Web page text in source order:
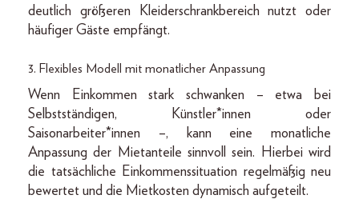
deutlich größeren Kleiderschrankbereich nutzt oder
häufiger Gäste empfängt.
3. Flexibles Modell mit monatlicher Anpassung
Wenn Einkommen stark schwanken – etwa bei
Selbstständigen, Künstler*innen oder
Saisonarbeiter*innen –, kann eine monatliche
Anpassung der Mietanteile sinnvoll sein. Hierbei wird
die tatsächliche Einkommenssituation regelmäßig neu
bewertet und die Mietkosten dynamisch aufgeteilt.